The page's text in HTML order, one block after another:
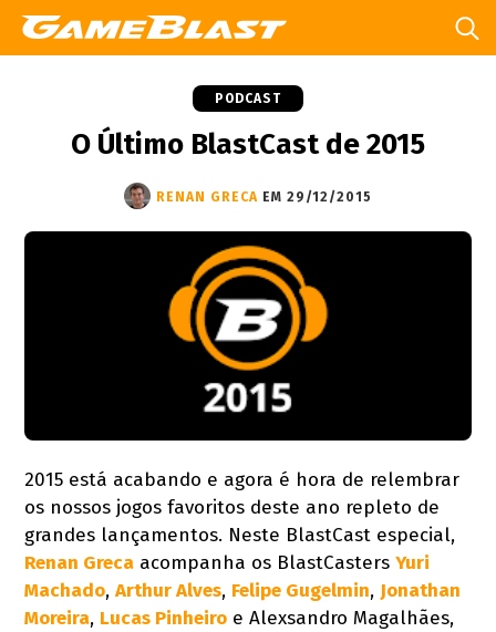
PODCAST
O Último BlastCast de 2015
RENAN GRECA EM 29/12/2015
2015 está acabando e agora é hora de relembrar
os nossos jogos favoritos deste ano repleto de
grandes lançamentos. Neste BlastCast especial,
Renan Greca acompanha os BlastCastersYuri
Machado,Arthur Alves, Felipe Gugelmin, Jonathan
Moreira, Lucas Pinheiro e Alexsandro Magalhães,